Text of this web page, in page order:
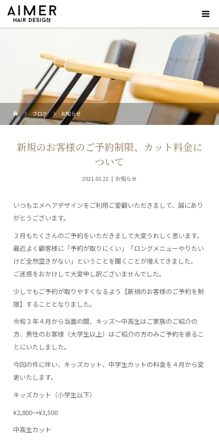
ブログ お知らせ
新規のお客様のご予約制限、カット料金に
ついて
2021.03.22 お知らせ
いつもエメヘアデザインをご利用ご愛顧いただきまして、誠にあり
がとうございます。
３月もたくさんのご予約をいただきまして大変うれしく思います。
最近よく顧客様に「予約が取りにくい」「ロングメニューやりたい
けど全然空きがない」ということを聞くことが増えてきました。
ご迷惑をおかけして大変申し訳ございませんでした。
少しでもご予約が取りやすくなるよう【新規のお客様のご予約を制
限】することとなりました。
令和３年４月から当面の間、キッズ〜中高生はご家族のご紹介の
方、男性のお客様（大学生以上）はご紹介の方のみご予約を承るこ
とにいたしました。
今回の件に伴い、キッズカット、中学生カットの料金を４月から変
更いたします。
キッズカット（小学生以下）
¥2,800→¥3,500
中高生カット